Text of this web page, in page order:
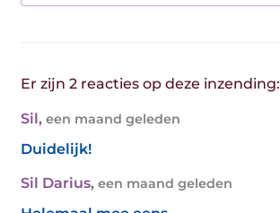
Er zijn 2 reacties op deze inzending:
Sil, een maand geleden
Duidelijk!
Sil Darius, een maand geleden